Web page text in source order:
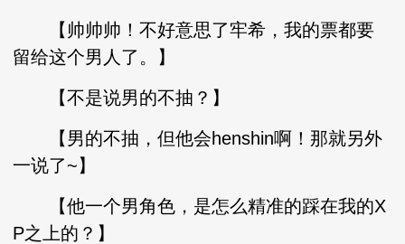
【帅帅帅！不好意思了牢希，我的票都要
留给这个男人了。】
【不是说男的不抽？】
【男的不抽，但他会henshin啊！那就另外
一说了~】
【他一个男角色，是怎么精准的踩在我的X
P之上的？】